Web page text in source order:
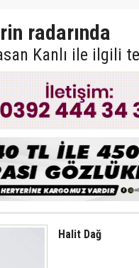
radarında
Kanlı ile ilgili
Halit Dağ